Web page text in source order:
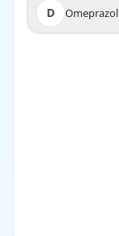
D Omeprazol